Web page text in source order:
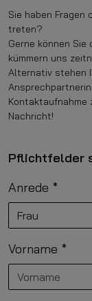
Sie haben Fragen
treten?
Gerne können
kümmern uns
Alternativ stehen
Kontaktaufnahme
Nachricht!
Pflichtfelder
Anrede *
Vorname *